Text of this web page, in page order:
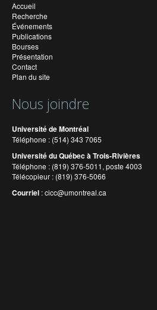
Accueil
Recherche
Événements
Publications
Bourses
Présentation
Contact
Plan du site
Nous joindre
Université de Montréal
Téléphone : (514) 343 7065
Université du Québec à Trois-Rivières
Téléphone : (819) 376-5011, poste 4003
Télécopieur : (819) 376-5066
Courriel :cicc@umontreal.ca